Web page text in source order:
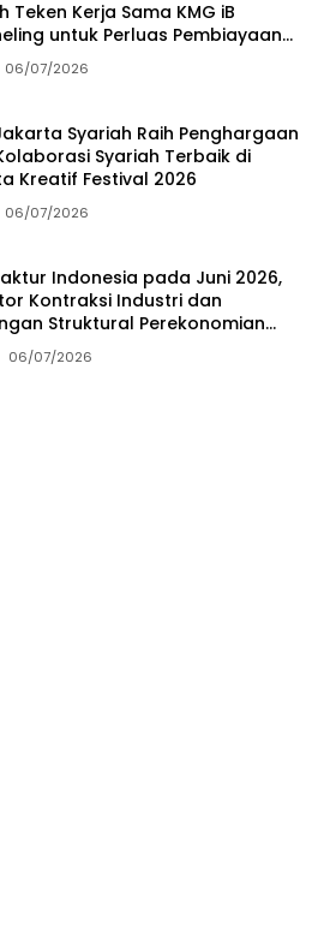
Teken Kerja Sama KMG iB
untuk Perluas Pembiayaan
06/07/2026
Syariah Raih Penghargaan
Syariah Terbaik di
Kreatif Festival 2026
06/07/2026
Indonesia pada Juni 2026,
Kontraksi Industri dan
Struktural Perekonomian
06/07/2026